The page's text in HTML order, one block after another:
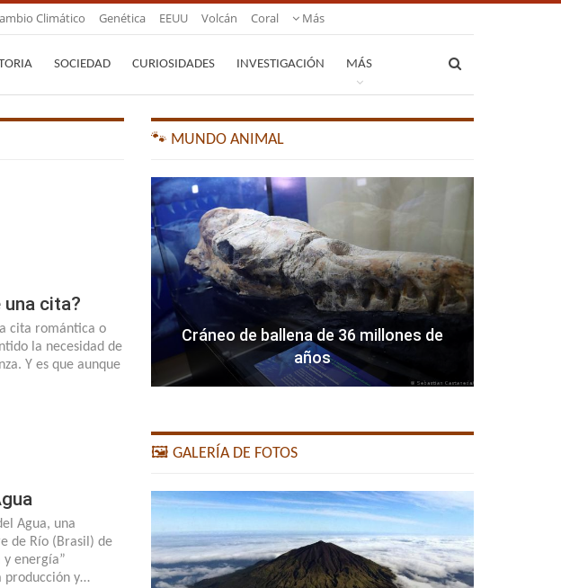
Climático Genética EEUU Volcán Coral Más
SOCIEDAD CURIOSIDADES INVESTIGACIÓN MÁS
cita?
cita romántica o
la necesidad de
Y es que aunque
Agua, una
de Río (Brasil) de
y energía”
producción y…
🐾 MUNDO ANIMAL
Cráneo de ballena de 36 millones de
años
🖼️ GALERÍA DE FOTOS